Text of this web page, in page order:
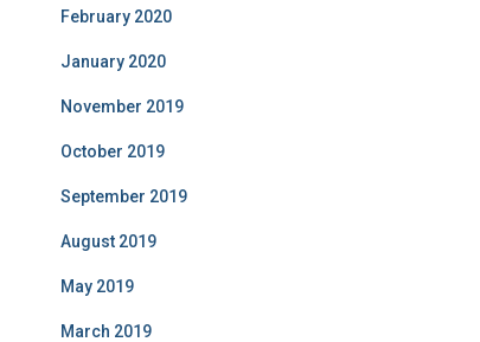
February 2020
January 2020
November 2019
October 2019
September 2019
August 2019
May 2019
March 2019